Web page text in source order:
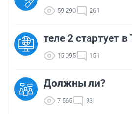
59 290 261
теле 2 стартует
15 095 151
Должны ли?
7 565 93